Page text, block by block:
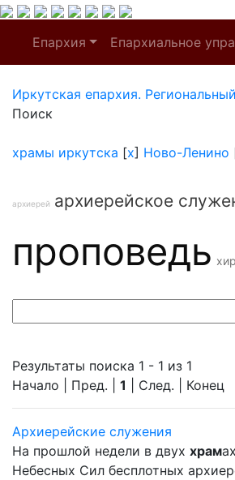
Епархия Епархиальное
Иркутская епархия.
Поиск
храмы иркутска [x] Ново-Ленино
архиерей архиерейское
проповедь
Результаты поиска 1 - 1 из 1
Начало | Пред. | 1 | След. | Конец
Архиерейские служения
На прошлой недели в двух храм
Небесных Сил бесплотных